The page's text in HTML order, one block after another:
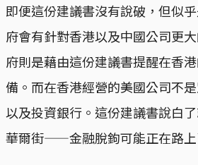
即便這份建議書沒有說破，但似
府會有針對香港以及中國公司更
府則是藉由這份建議書提醒在香
備。而在香港經營的美國公司不
以及投資銀行。這份建議書說白
華爾街——金融脫鉤可能正在路上